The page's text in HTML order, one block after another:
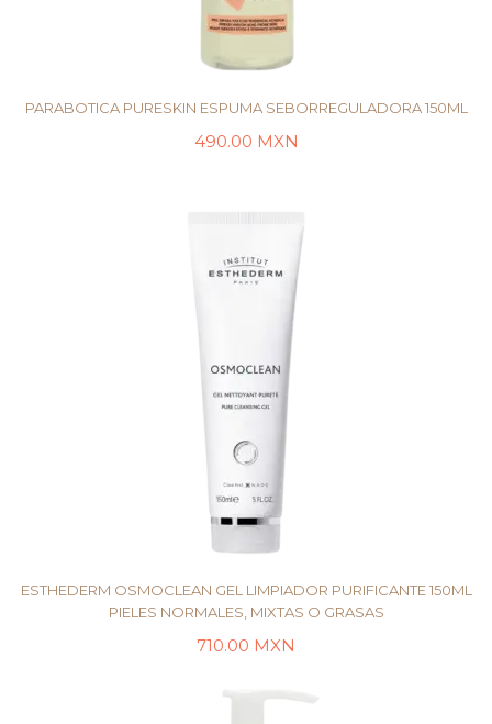
PARABOTICA PURESKIN ESPUMA SEBORREGULADORA 150ML
490.00 MXN
ESTHEDERM OSMOCLEAN GEL LIMPIADOR PURIFICANTE 150ML
PIELES NORMALES, MIXTAS O GRASAS
710.00 MXN